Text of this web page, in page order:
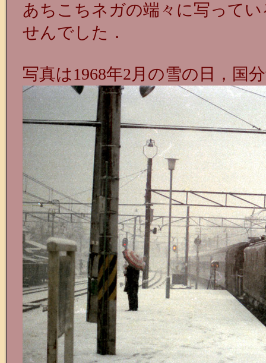
あちこちネガの端々に写って
せんでした．
写真は1968年2月の雪の日，国